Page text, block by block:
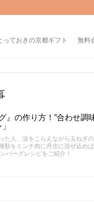
っておきの京都ギフト 無料
の作り方！”合わせ調
人、涙をこらえながら玉ねぎ
類をミンチ肉に丹念に混ぜ込め
バーグレシピをご紹介！